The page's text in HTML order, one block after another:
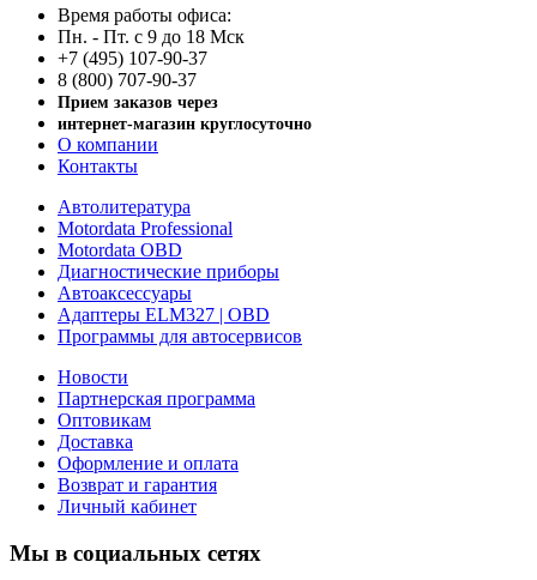
Время работы офиса:
Пн. - Пт. с 9 до 18 Мск
+7 (495) 107-90-37
8 (800) 707-90-37
Прием заказов через
интернет-магазин круглосуточно
О компании
Контакты
Автолитература
Motordata Professional
Motordata OBD
Диагностические приборы
Автоаксессуары
Адаптеры ELM327 | OBD
Программы для автосервисов
Новости
Партнерская программа
Оптовикам
Доставка
Оформление и оплата
Возврат и гарантия
Личный кабинет
Мы в социальных сетях